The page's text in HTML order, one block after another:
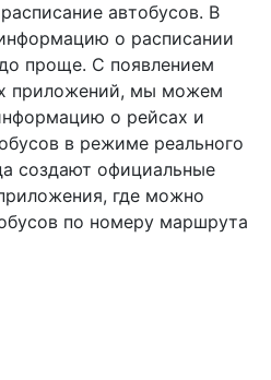
автобусов. В
о расписании
проще. С появлением
приложений, мы можем
о рейсах и
в режиме реального
создают официальные
где можно
по номеру маршрута